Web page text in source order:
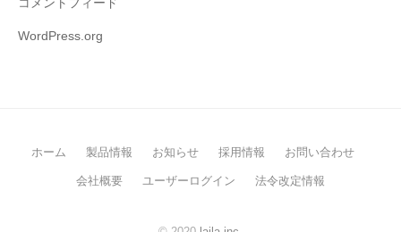
コメントフィード
WordPress.org
ホーム 製品情報 お知らせ 採用情報 お問い合わせ
会社概要 ユーザーログイン 法令改定情報